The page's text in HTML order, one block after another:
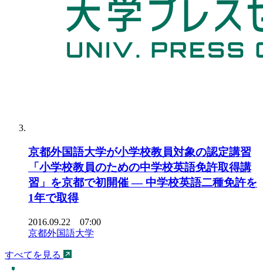
京都外国語大学が小学校教員対象の認定講習
「小学校教員のための中学校英語免許取得講
習」を京都で初開催 — 中学校英語二種免許を
1年で取得
2016.09.22 07:00
京都外国語大学
すべてを見る